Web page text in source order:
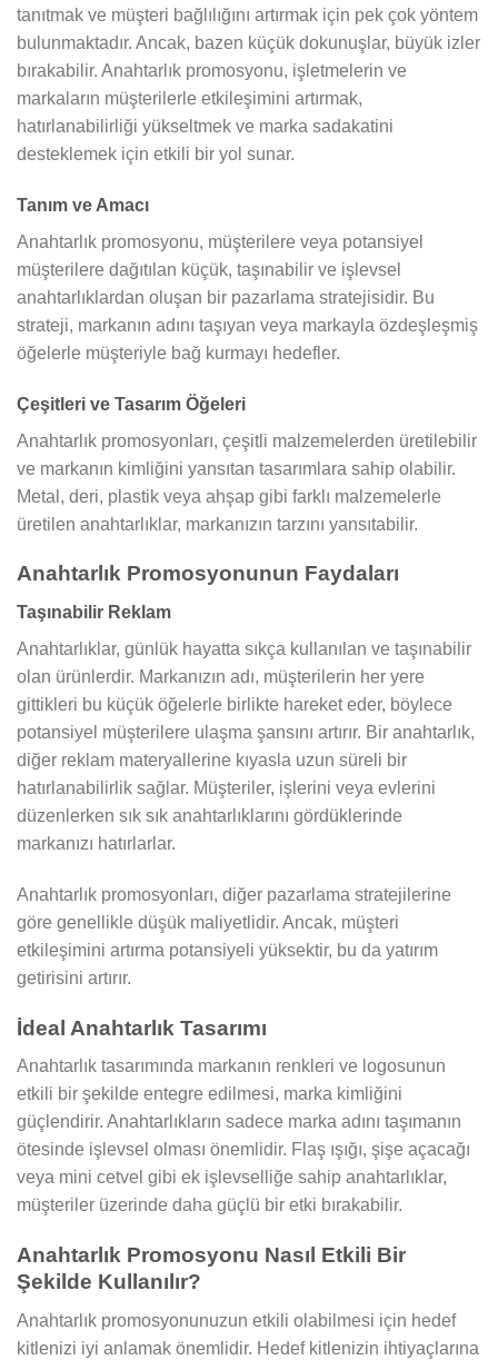
tanıtmak ve müşteri bağlılığını artırmak için pek çok yöntem
bulunmaktadır. Ancak, bazen küçük dokunuşlar, büyük izler
bırakabilir. Anahtarlık promosyonu, işletmelerin ve
markaların müşterilerle etkileşimini artırmak,
hatırlanabilirliği yükseltmek ve marka sadakatini
desteklemek için etkili bir yol sunar.
Tanım ve Amacı
Anahtarlık promosyonu, müşterilere veya potansiyel
müşterilere dağıtılan küçük, taşınabilir ve işlevsel
anahtarlıklardan oluşan bir pazarlama stratejisidir. Bu
strateji, markanın adını taşıyan veya markayla özdeşleşmiş
öğelerle müşteriyle bağ kurmayı hedefler.
Çeşitleri ve Tasarım Öğeleri
Anahtarlık promosyonları, çeşitli malzemelerden üretilebilir
ve markanın kimliğini yansıtan tasarımlara sahip olabilir.
Metal, deri, plastik veya ahşap gibi farklı malzemelerle
üretilen anahtarlıklar, markanızın tarzını yansıtabilir.
Anahtarlık Promosyonunun Faydaları
Taşınabilir Reklam
Anahtarlıklar, günlük hayatta sıkça kullanılan ve taşınabilir
olan ürünlerdir. Markanızın adı, müşterilerin her yere
gittikleri bu küçük öğelerle birlikte hareket eder, böylece
potansiyel müşterilere ulaşma şansını artırır. Bir anahtarlık,
diğer reklam materyallerine kıyasla uzun süreli bir
hatırlanabilirlik sağlar. Müşteriler, işlerini veya evlerini
düzenlerken sık sık anahtarlıklarını gördüklerinde
markanızı hatırlarlar.
Anahtarlık promosyonları, diğer pazarlama stratejilerine
göre genellikle düşük maliyetlidir. Ancak, müşteri
etkileşimini artırma potansiyeli yüksektir, bu da yatırım
getirisini artırır.
İdeal Anahtarlık Tasarımı
Anahtarlık tasarımında markanın renkleri ve logosunun
etkili bir şekilde entegre edilmesi, marka kimliğini
güçlendirir. Anahtarlıkların sadece marka adını taşımanın
ötesinde işlevsel olması önemlidir. Flaş ışığı, şişe açacağı
veya mini cetvel gibi ek işlevselliğe sahip anahtarlıklar,
müşteriler üzerinde daha güçlü bir etki bırakabilir.
Anahtarlık Promosyonu Nasıl Etkili Bir
Şekilde Kullanılır?
Anahtarlık promosyonunuzun etkili olabilmesi için hedef
kitlenizi iyi anlamak önemlidir. Hedef kitlenizin ihtiyaçlarına